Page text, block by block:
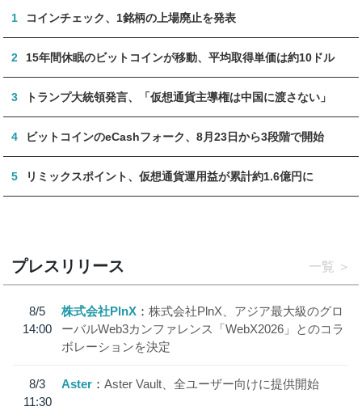
1 コインチェック、1銘柄の上場廃止を発表
2 15年間休眠のビットコインが移動、平均取得単価は約10ドル
3 トランプ大統領発言、「仮想通貨主導権は中国に渡さない」
4 ビットコインのeCashフォーク、8月23日から3段階で開始
5 リミックスポイント、仮想通貨運用益が累計約1.6億円に
プレスリリース 一覧
8/5
14:00
株式会社PlnX
株式会社PlnX、アジア最大級のグロ
ーバルWeb3カンファレンス「WebX2026」とのコラ
ボレーションを決定
8/3
11:30
Aster Aster Vault、全ユーザー向けに提供開始